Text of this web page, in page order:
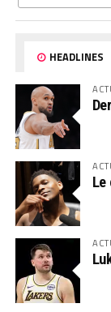
HEADLINES
Le